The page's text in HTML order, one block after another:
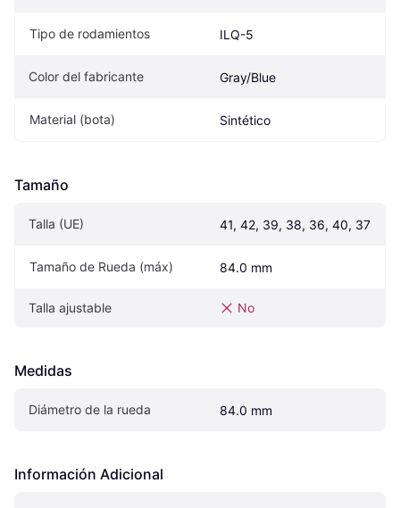
Tipo de rodamientos ILQ-5
Color del fabricante Gray/Blue
Material (bota) Sintético
Tamaño
Talla (UE) 41, 42, 39, 38, 36, 40, 37
Tamaño de Rueda (máx) 84.0 mm
Talla ajustable No
Medidas
Diámetro de la rueda 84.0 mm
Información Adicional